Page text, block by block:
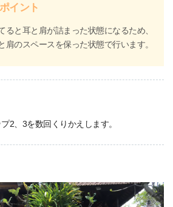
イント
ると耳と肩が詰まった状態になるため、
肩のスペースを保った状態で行います。
2、3を数回くりかえします。